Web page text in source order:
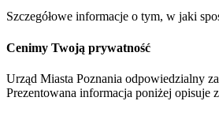
Szczegółowe informacje o tym, w jaki
Cenimy Twoją prywatność
Urząd Miasta Poznania odpowiedzialny
Prezentowana informacja poniżej opisuje